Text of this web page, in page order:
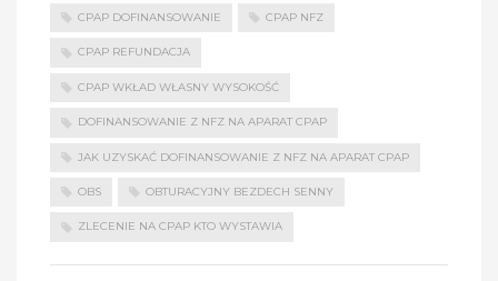
CPAP DOFINANSOWANIE CPAP NFZ
CPAP REFUNDACJA
CPAP WKŁAD WŁASNY WYSOKOŚĆ
DOFINANSOWANIE Z NFZ NA APARAT CPAP
JAK UZYSKAĆ DOFINANSOWANIE Z NFZ NA APARAT CPAP
OBS OBTURACYJNY BEZDECH SENNY
ZLECENIE NA CPAP KTO WYSTAWIA